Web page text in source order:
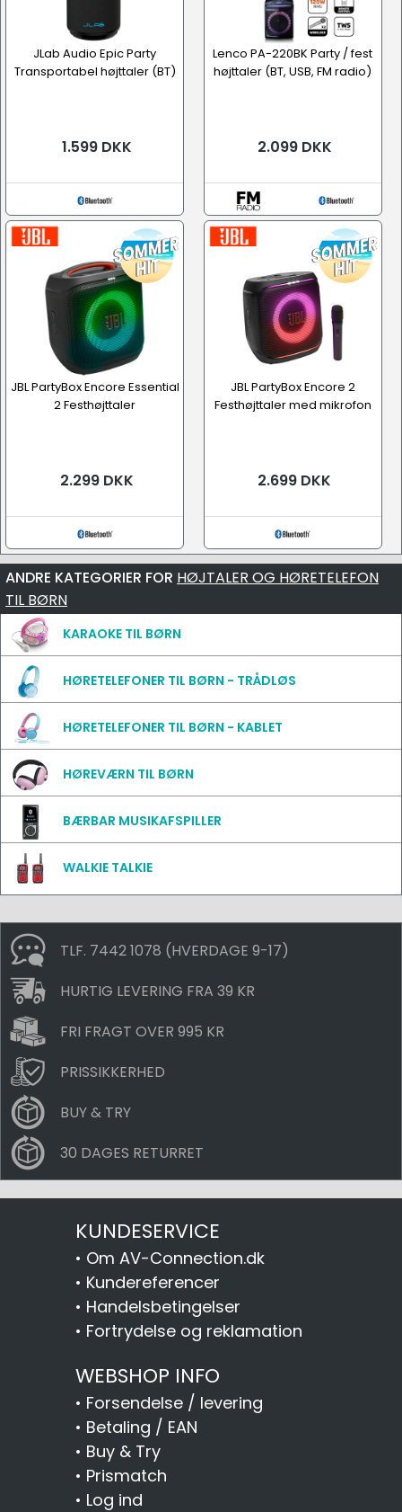
JLab Audio Epic Party
Transportabel højttaler (BT)
1.599 DKK
Lenco PA-220BK Party / fest
højttaler (BT, USB, FM radio)
2.099 DKK
JBL PartyBox Encore Essential
2 Festhøjttaler
2.299 DKK
JBL PartyBox Encore 2
Festhøjttaler med mikrofon
2.699 DKK
ANDRE KATEGORIER FOR HØJTALER OG HØRETELEFON
TIL BØRN
KARAOKE TIL BØRN
HØRETELEFONER TIL BØRN - TRÅDLØS
HØRETELEFONER TIL BØRN - KABLET
HØREVÆRN TIL BØRN
BÆRBAR MUSIKAFSPILLER
WALKIE TALKIE
TLF. 7442 1078 (HVERDAGE 9-17)
HURTIG LEVERING FRA 39 KR
FRI FRAGT OVER 995 KR
PRISSIKKERHED
BUY & TRY
30 DAGES RETURRET
KUNDESERVICE
• Om AV-Connection.dk
• Kundereferencer
• Handelsbetingelser
• Fortrydelse og reklamation
WEBSHOP INFO
• Forsendelse / levering
• Betaling / EAN
• Buy & Try
• Prismatch
• Log ind